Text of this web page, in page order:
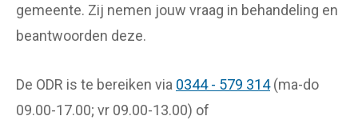
gemeente. Zij nemen jouw vraag in behandeling en
beantwoorden deze.
De ODR is te bereiken via 0344 - 579 314(ma-do
09.00-17.00; vr 09.00-13.00) of